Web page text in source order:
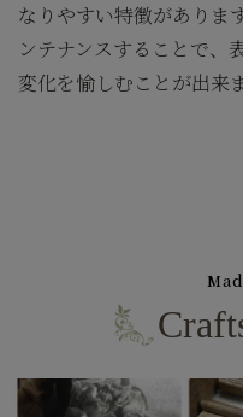
なりやすい特徴がありま
ンテナンスすることで、
変化を愉しむことが出来ま